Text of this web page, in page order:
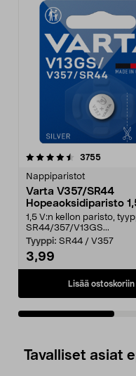
3755
Nappiparistot
Varta V357/SR44
Hopeaoksidiparisto
1,5 V:n kellon paristo,
SR44/357/V13GS...
Tyyppi: SR44 / V357
3,99
Lisää ostoskoriin
4.5viidestä
Tavalliset asiat